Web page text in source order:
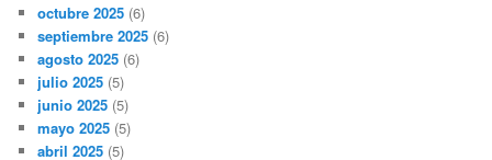
octubre 2025 (6)
septiembre 2025 (6)
agosto 2025 (6)
julio 2025 (5)
junio 2025 (5)
mayo 2025 (5)
abril 2025 (5)